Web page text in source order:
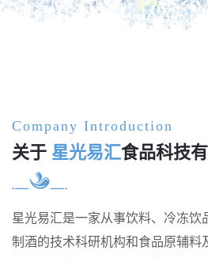
Company Introduction
关于 星光易汇食品科技
星光易汇是一家从事饮料、冷冻饮
制酒的技术科研机构和食品原辅料